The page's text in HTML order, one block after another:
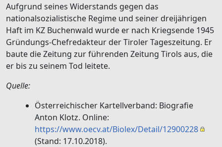
Aufgrund seines Widerstands gegen das
nationalsozialistische Regime und seiner dreijährigen
Haft im KZ Buchenwald wurde er nach Kriegsende 1945
Gründungs-Chefredakteur der Tiroler Tageszeitung. Er
baute die Zeitung zur führenden Zeitung Tirols aus, die
er bis zu seinem Tod leitete.
Quelle:
Österreichischer Kartellverband: Biografie
Anton Klotz. Online:
https://www.oecv.at/Biolex/Detail/12900228
(Stand: 17.10.2018).